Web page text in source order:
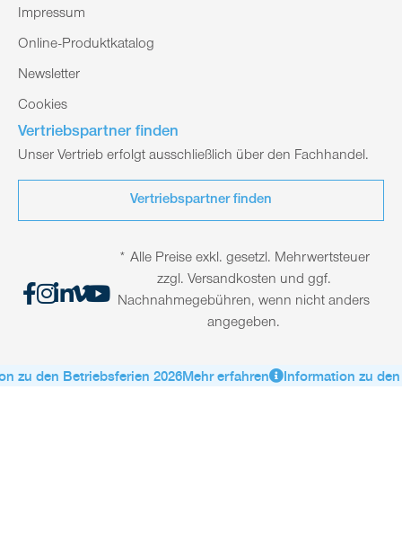
Impressum
Online-Produktkatalog
Newsletter
Cookies
Vertriebspartner finden
Unser Vertrieb erfolgt ausschließlich über den Fachhandel.
Vertriebspartner finden
* Alle Preise exkl. gesetzl. Mehrwertsteuer
zzgl. Versandkosten und ggf.
Nachnahmegebühren, wenn nicht anders
angegeben.
zu den Betriebsferien 2026Mehr erfahren Information zu den